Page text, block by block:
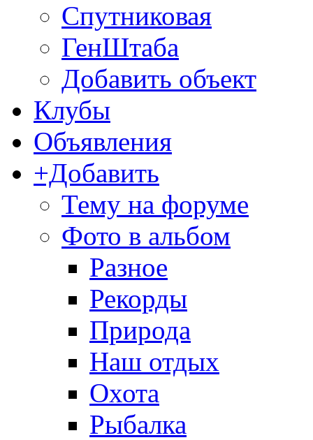
Спутниковая
ГенШтаба
Добавить объект
Клубы
Объявления
+Добавить
Тему на форуме
Фото в альбом
Разное
Рекорды
Природа
Наш отдых
Охота
Рыбалка